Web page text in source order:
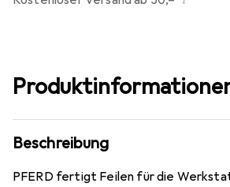
Beschreibung
PFERD fertigt Feilen für die